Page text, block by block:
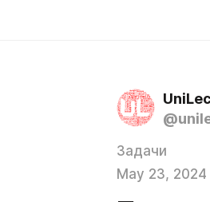
Задачи
May 23, 2024